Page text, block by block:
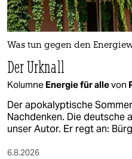
Was tun gegen den
Der Urknall
Kolumne Energie für allevon
Der apokalyptische
Nachdenken. Die
unser Autor. Er regt an:
6.8.2026